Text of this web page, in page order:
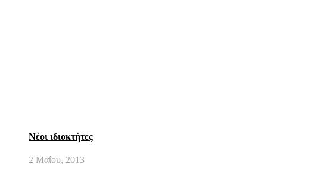
Νέοι ιδιοκτήτες
2 Μαΐου, 2013